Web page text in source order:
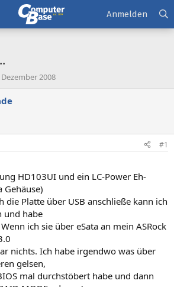
Anmelden
Dezember 2008
#1
HD103UI und ein LC-Power Eh-
Gehäuse)
die Platte über USB anschließe kann ich
und habe
ich sie über eSata an mein ASRock
nichts. Ich habe irgendwo was über
gelsen,
mal durchstöbert habe und dann